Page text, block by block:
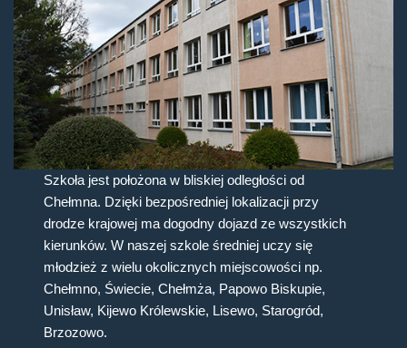
Szkoła jest położona w bliskiej odległości od
Chełmna. Dzięki bezpośredniej lokalizacji przy
drodze krajowej ma dogodny dojazd ze wszystkich
kierunków. W naszej szkole średniej uczy się
młodzież z wielu okolicznych miejscowości np.
Chełmno, Świecie, Chełmża, Papowo Biskupie,
Unisław, Kijewo Królewskie, Lisewo, Starogród,
Brzozowo.